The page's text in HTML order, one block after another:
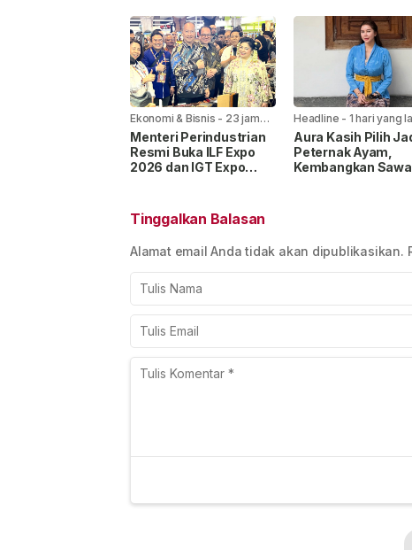
Waktu
Kontrak Rekaman
Ekonomi & Bisnis - 23 jam
yang lalu
Menteri Perindustrian
Resmi Buka ILF Expo
2026 dan IGT Expo
Tembus Pasar Global
Headline - 1 hari yang
Aura Kasih Pilih
Peternak Ayam,
Kembangkan
Tinggalkan Balasan
Alamat email Anda tidak akan dipublikasikan.